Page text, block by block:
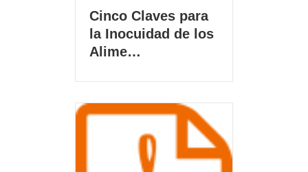
Cinco Claves para
la Inocuidad de los
Alime…